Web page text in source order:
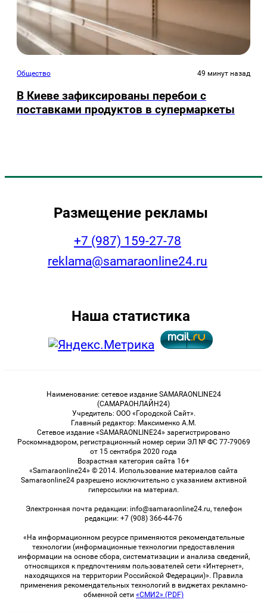
Общество 49 минут назад
В Киеве зафиксированы перебои с
поставками продуктов в супермаркеты
Размещение рекламы
+7 (987) 159-27-78
reklama@samaraonline24.ru
Наша статистика
Наименование: сетевое издание SAMARAONLINE24
(САМАРАОНЛАЙН24)
Учредитель: ООО «Городской Сайт».
Главный редактор: Максименко А.М.
Сетевое издание «SAMARAONLINE24» зарегистрировано
Роскомнадзором, регистрационный номер серии ЭЛ № ФС 77-79069
от 15 сентября 2020 года
Возрастная категория сайта 16+
«Samaraonline24» © 2014. Использование материалов сайта
Samaraonline24 разрешено исключительно с указанием активной
гиперссылки на материал.
Электронная почта редакции: info@samaraonline24.ru, телефон
редакции: +7 (908) 366-44-76
«На информационном ресурсе применяются рекомендательные
технологии (информационные технологии предоставления
информации на основе сбора, систематизации и анализа сведений,
относящихся к предпочтениям пользователей сети «Интернет»,
находящихся на территории Российской Федерации)». Правила
применения рекомендательных технологий в виджетах рекламно-
обменной сети «СМИ2» (PDF)